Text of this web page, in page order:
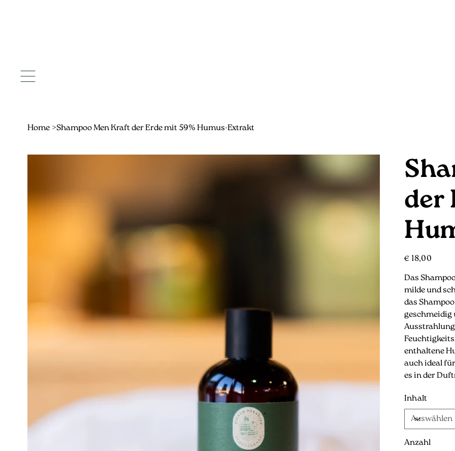
Home >Shampoo Men Kraft der Erde mit 59% Humus-Extrakt
der
Preis
€ 18,00
Das
milde und
das
geschmeidig
enthaltene
auch ideal
es in der
Inhalt
Anzahl